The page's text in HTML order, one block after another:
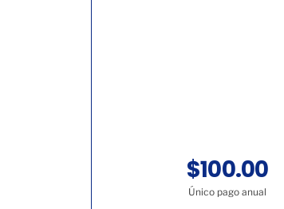
$100.00
Único pago anual